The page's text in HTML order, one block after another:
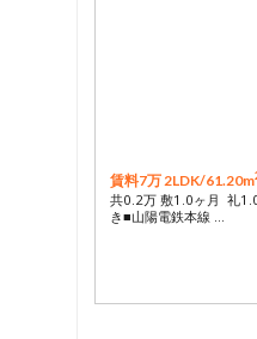
賃料7万 2LDK/61.20m
共0.2万 敷1.0ヶ月 礼
き■山陽電鉄本線 …